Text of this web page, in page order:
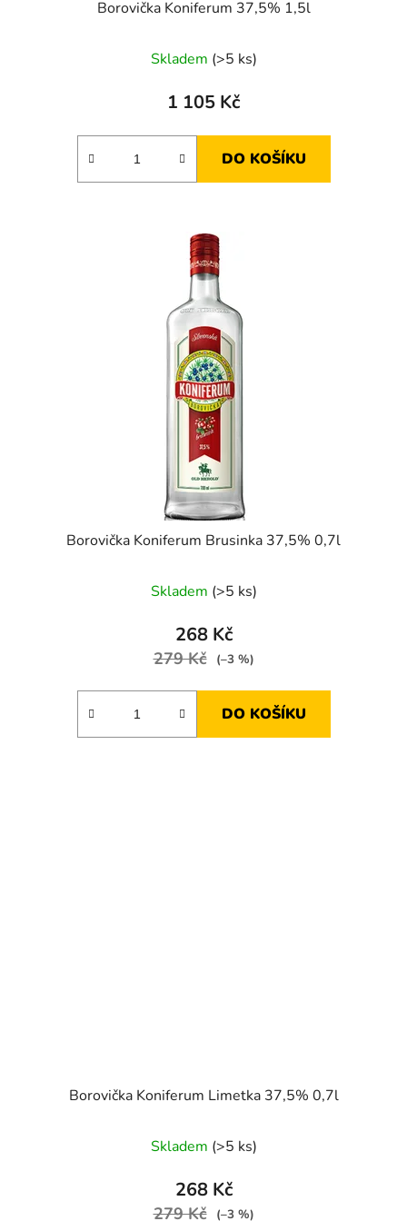
Borovička Koniferum 37,5% 1,5l
Skladem (>5 ks)
1 105 Kč
DO KOŠÍKU
Borovička Koniferum Brusinka 37,5% 0,7l
Skladem (>5 ks)
268 Kč
279 Kč (–3 %)
DO KOŠÍKU
Borovička Koniferum Limetka 37,5% 0,7l
Skladem (>5 ks)
268 Kč
279 Kč (–3 %)